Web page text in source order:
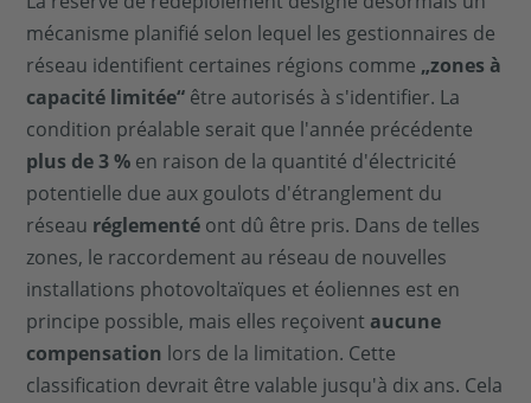
mécanisme planifié selon lequel les gestionnaires de
réseau identifient certaines régions comme „zones à
capacité limitée“ être autorisés à s'identifier. La
condition préalable serait que l'année précédente
plus de 3 % en raison de la quantité d'électricité
potentielle due aux goulots d'étranglement du
réseau réglementé ont dû être pris. Dans de telles
zones, le raccordement au réseau de nouvelles
installations photovoltaïques et éoliennes est en
principe possible, mais elles reçoivent aucune
compensation lors de la limitation. Cette
classification devrait être valable jusqu'à dix ans. Cela